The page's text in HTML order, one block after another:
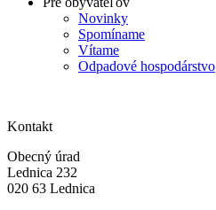
Novinky
Spomíname
Vítame
Odpadové hospodárstvo
Kontakt
Obecný úrad
Lednica 232
020 63 Lednica